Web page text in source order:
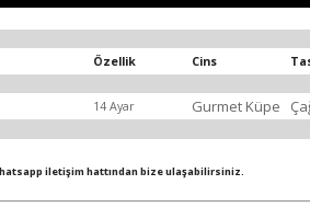
Özellik Cins
14 Ayar Gurmet Küpe
iletişim hattından bize ulaşabilirsiniz.